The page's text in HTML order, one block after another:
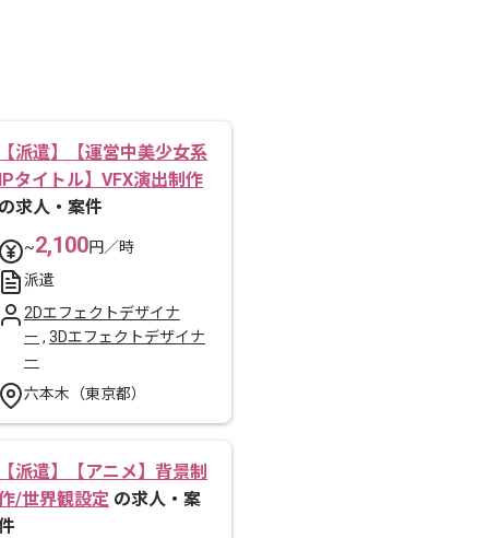
派遣】【運営中美少女系
タイトル】VFX演出制作
求人・案件
~2,100円／時
派遣
2Dエフェクトデザイナ
ー , 3Dエフェクトデザイナ
ー
六本木（東京都）
派遣】【アニメ】背景制
/世界観設定 の求人・案